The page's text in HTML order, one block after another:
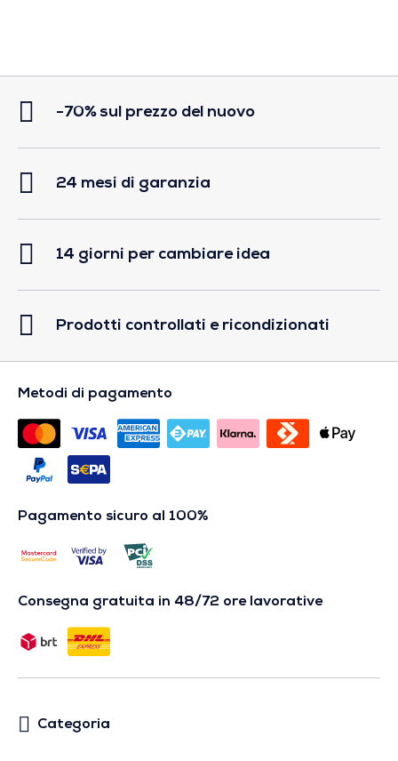
-70% sul prezzo del nuovo
24 mesi di garanzia
14 giorni per cambiare idea
Prodotti controllati e ricondizionati
Metodi di pagamento
Pagamento sicuro al 100%
Consegna gratuita in 48/72 ore lavorative
Categoria